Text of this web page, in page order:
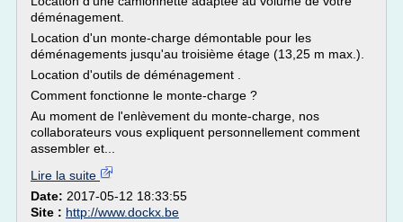
déménagement.
Location d'un monte-charge démontable pour les
déménagements jusqu'au troisième étage (13,25 m max.).
Location d'outils de déménagement .
Comment fonctionne le monte-charge ?
Au moment de l'enlèvement du monte-charge, nos
collaborateurs vous expliquent personnellement comment
assembler et...
Lire la suite
Date: 2017-05-12 18:33:55
Site : http://www.dockx.be